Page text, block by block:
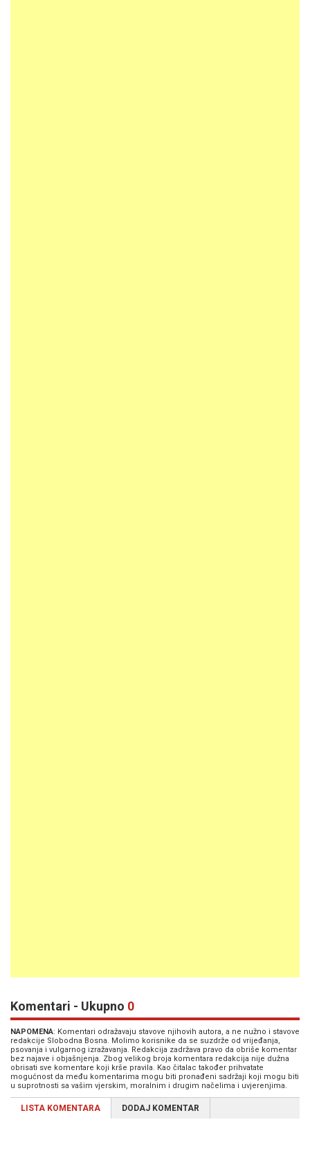
Komentari - Ukupno 0
NAPOMENA: Komentari odražavaju stavove njihovih autora, a ne nužno i stavove
redakcije Slobodna Bosna. Molimo korisnike da se suzdrže od vrijeđanja,
psovanja i vulgarnog izražavanja. Redakcija zadržava pravo da obriše komentar
bez najave i objašnjenja. Zbog velikog broja komentara redakcija nije dužna
obrisati sve komentare koji krše pravila. Kao čitalac također prihvatate
mogućnost da među komentarima mogu biti pronađeni sadržaji koji mogu biti
u suprotnosti sa vašim vjerskim, moralnim i drugim načelima i uvjerenjima.
LISTA KOMENTARA DODAJ KOMENTAR